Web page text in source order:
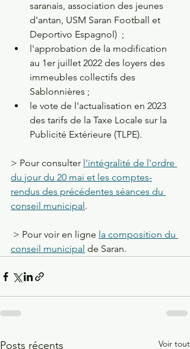
saranais, association des jeunes
d'antan, USM Saran Football et
Deportivo Espagnol)  ;
l'approbation de la modification
au 1er juillet 2022 des loyers des
immeubles collectifs des
Sablonnières ;
le vote de l'actualisation en 2023
des tarifs de la Taxe Locale sur la
Publicité Extérieure (TLPE).
> Pour consulter l'intégralité de l'ordre
du jour du 20 mai et les comptes-
rendus des précédentes séances du
conseil municipal .
> Pour voir en ligne la composition du
conseil municipal de Saran.
Posts récents Voir tout